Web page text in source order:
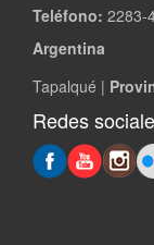
Teléfono: 2283-
Argentina
Tapalqué |
Redes